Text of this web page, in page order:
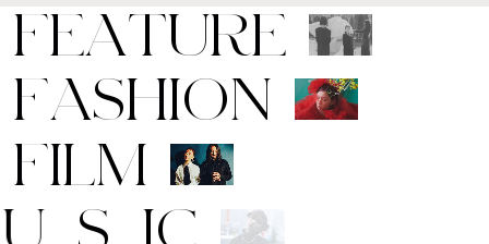
FEATURE
FASHION
FILM
M U IC